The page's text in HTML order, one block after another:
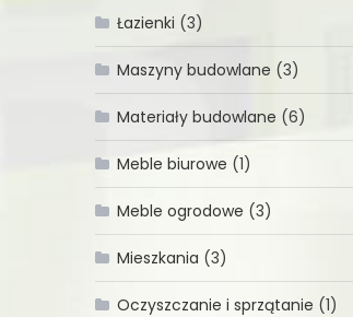
Łazienki (3)
Maszyny budowlane (3)
Materiały budowlane (6)
Meble biurowe (1)
Meble ogrodowe (3)
Mieszkania (3)
Oczyszczanie i sprzątanie (1)